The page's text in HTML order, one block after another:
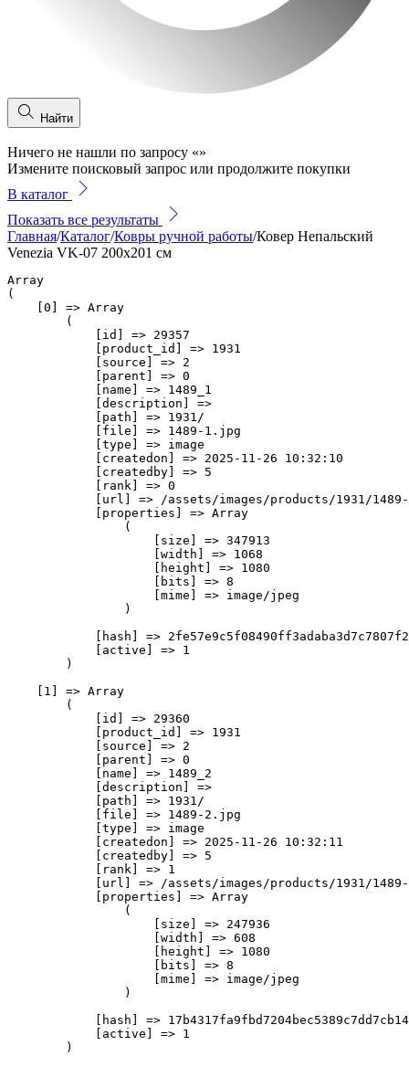
Найти
Ничего не нашли по запросу «»
Измените поисковый запрос или продолжите покупки
В каталог
Показать все результаты
Главная/Каталог/Ковры ручной работы/Ковер Непальский
Venezia VK-07 200x201 см
Array
(
    [0] => Array
        (
            [id] => 29357
            [product_id] => 1931
            [source] => 2
            [parent] => 0
            [name] => 1489_1
            [description] =>
            [path] => 1931/
            [file] => 1489-1.jpg
            [type] => image
            [createdon] => 2025-11-26 10:32:10
            [createdby] => 5
            [rank] => 0
[url] => /assets/images/products/1931/
            [properties] => Array
                (
                    [size] => 347913
                    [width] => 1068
                    [height] => 1080
                    [bits] => 8
                    [mime] => image/jpeg
                )
[hash] =>
            [active] => 1
        )
    [1] => Array
        (
            [id] => 29360
            [product_id] => 1931
            [source] => 2
            [parent] => 0
            [name] => 1489_2
            [description] =>
            [path] => 1931/
            [file] => 1489-2.jpg
            [type] => image
            [createdon] => 2025-11-26 10:32:11
            [createdby] => 5
            [rank] => 1
[url] => /assets/images/products/1931/
            [properties] => Array
                (
                    [size] => 247936
                    [width] => 608
                    [height] => 1080
                    [bits] => 8
                    [mime] => image/jpeg
                )
[hash] =>
            [active] => 1
        )